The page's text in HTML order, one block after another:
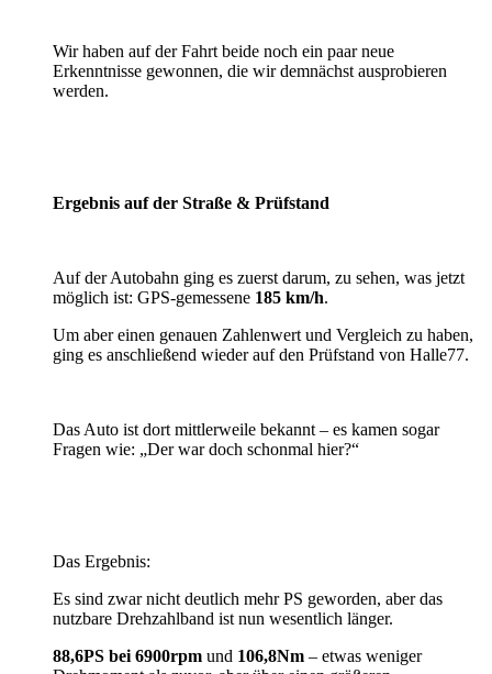
Wir haben auf der Fahrt beide noch ein paar neue
Erkenntnisse gewonnen, die wir demnächst ausprobieren
werden.
Ergebnis auf der Straße & Prüfstand
Auf der Autobahn ging es zuerst darum, zu sehen, was jetzt
möglich ist: GPS-gemessene 185 km/h.
Um aber einen genauen Zahlenwert und Vergleich zu haben,
ging es anschließend wieder auf den Prüfstand von Halle77.
Das Auto ist dort mittlerweile bekannt – es kamen sogar
Fragen wie: „Der war doch schonmal hier?“
Das Ergebnis:
Es sind zwar nicht deutlich mehr PS geworden, aber das
nutzbare Drehzahlband ist nun wesentlich länger.
88,6PS bei 6900rpm und 106,8Nm – etwas weniger